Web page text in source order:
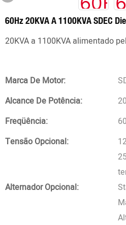
60Hz 20KVA A 1100KVA SDEC
20KVA a 1100KVA alimentado
Marca De Motor:
Alcance De Potência:
Freqüência:
Tensão Opcional:
Alternador Opcional: